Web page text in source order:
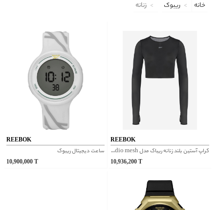
خانه ریبوک زنانه
REEBOK
ساعت دیجیتال ریبوک
10,900,000
REEBOK
کراپ آستین بلند زنانه ریباک مدل studio mesh کد 100075380
10,936,200